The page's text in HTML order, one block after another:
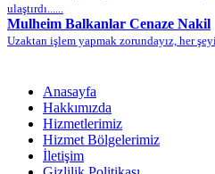
ulaştırdı......
Mulheim Balkanlar Cenaze Nakil
Uzaktan işlem yapmak zorundayız, her
Anasayfa
Hakkımızda
Hizmetlerimiz
Hizmet Bölgelerimiz
İletişim